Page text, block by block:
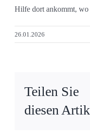
Hilfe dort ankommt, wo
26.01.2026
Teilen Sie
diesen